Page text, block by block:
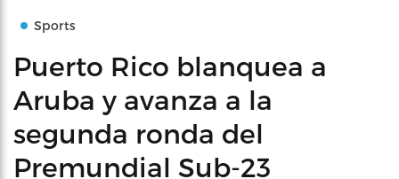
Sports
Puerto Rico blanquea a
Aruba y avanza a la
segunda ronda del
Premundial Sub-23